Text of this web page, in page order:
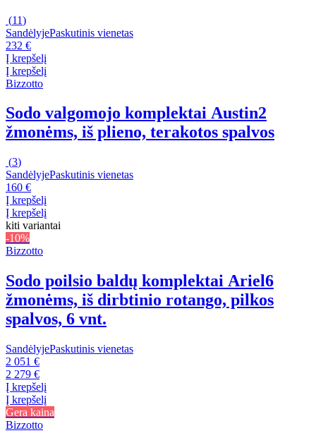
(11)
SandėlyjePaskutinis vienetas
232 €
Į krepšelį
Į krepšelį
Bizzotto
Sodo valgomojo komplektai Austin2
žmonėms, iš plieno, terakotos spalvos
(3)
SandėlyjePaskutinis vienetas
160 €
Į krepšelį
Į krepšelį
kiti variantai
-10%
Bizzotto
Sodo poilsio baldų komplektai Ariel6
žmonėms, iš dirbtinio rotango, pilkos
spalvos, 6 vnt.
SandėlyjePaskutinis vienetas
2 051 €
2 279 €
Į krepšelį
Į krepšelį
Gera kaina
Bizzotto